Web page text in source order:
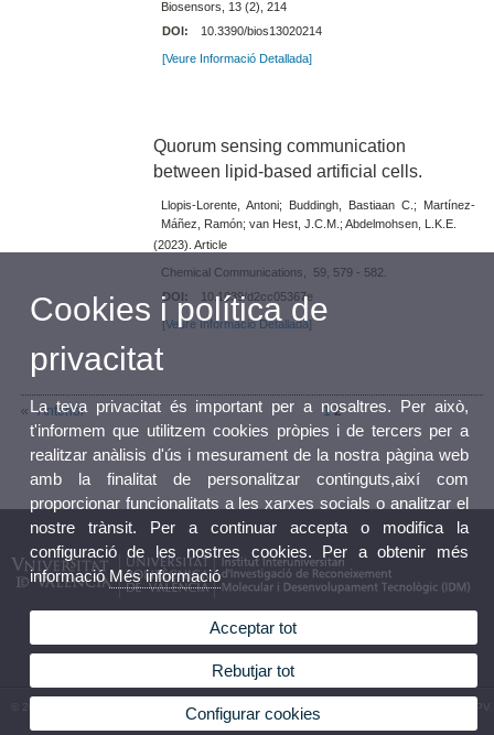
Biosensors, 13 (2), 214
DOI:
10.3390/bios13020214
[Veure Informació Detallada]
Quorum sensing communication
between lipid-based artificial cells.
Llopis-Lorente, Antoni; Buddingh, Bastiaan C.; Martínez-
Máñez, Ramón; van Hest, J.C.M.; Abdelmohsen, L.K.E.
(2023). Article
Chemical Communications, 59, 579 - 582.
DOI:
10.1039/d2cc05367e
[Veure Informació Detallada]
Anterior 1 2
© 2026 UV. - Av. Vicent Andrés Estellés, 19, 46100 Burjassot (València). Tel.963544410 - UPV.
Camino de Vera, s/n. 46022. València. Tel. 963879347 Espanya
Cookies i política de
privacitat
La teva privacitat és important per a nosaltres. Per això,
t'informem que utilitzem cookies pròpies i de tercers per a
realitzar anàlisis d'ús i mesurament de la nostra pàgina web
amb la finalitat de personalitzar continguts,així com
proporcionar funcionalitats a les xarxes socials o analitzar el
nostre trànsit. Per a continuar accepta o modifica la
configuració de les nostres cookies. Per a obtenir més
informacióMés informació
Acceptar tot
Rebutjar tot
Configurar cookies